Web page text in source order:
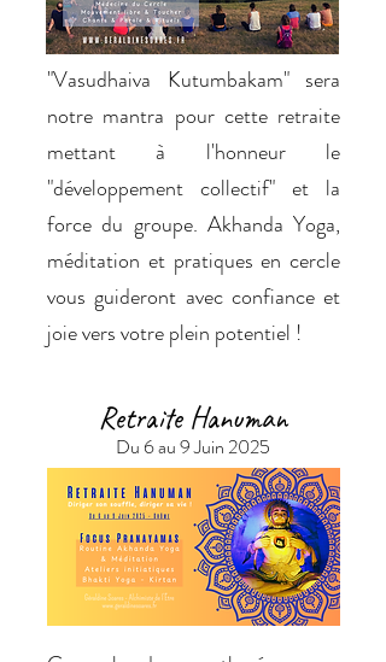
"Vasudhaiva Kutumbakam" sera
notre mantra pour cette retraite
mettant à l'honneur le
"développement collectif" et la
force du groupe. Akhanda Yoga,
méditation et pratiques en cercle
vous guideront avec confiance et
joie vers votre plein potentiel !
Retraite Hanuman
Du 6 au 9 Juin 2025